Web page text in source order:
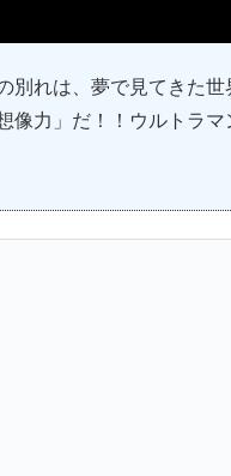
れは、夢で見てきた世
像力」だ！！ウルトラマ